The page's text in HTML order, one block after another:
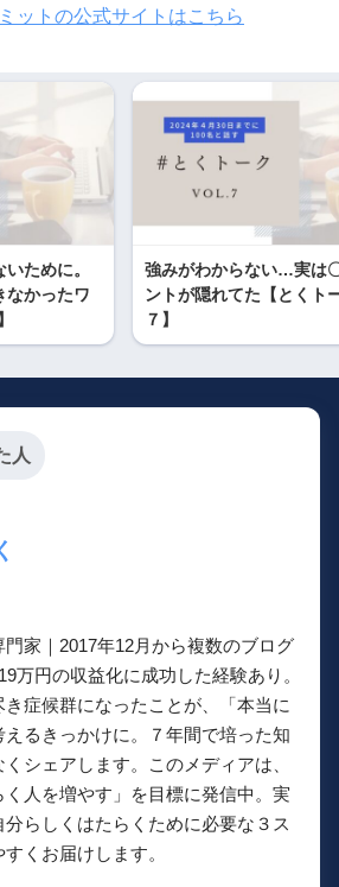
ットの公式サイトはこちら
ために。
なかったワ
強みがわからない…実は
ントが隠れてた【とくト
７】
人
家｜2017年12月から複数のブログ
万円の収益化に成功した経験あり。
症候群になったことが、「本当に
るきっかけに。７年間で培った知
シェアします。このメディアは、
く人を増やす」を目標に発信中。実
らしくはたらくために必要な３ス
くお届けします。